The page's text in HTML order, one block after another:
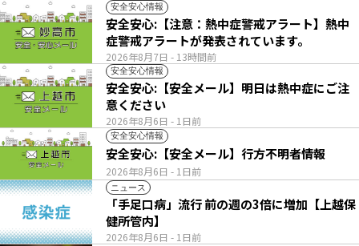
安全安心情報
2026年8月7日 - 13時間前
安全安心:【注意：熱中症警戒アラート】熱中
症警戒アラートが発表されています。
安全安心情報
2026年8月6日 - 1日前
安全安心:【安全メール】明日は熱中症にご注
意ください
安全安心情報
2026年8月6日 - 1日前
安全安心:【安全メール】行方不明者情報
ニュース
2026年8月6日 - 1日前
「手足口病」流行 前の週の3倍に増加【上越保
健所管内】